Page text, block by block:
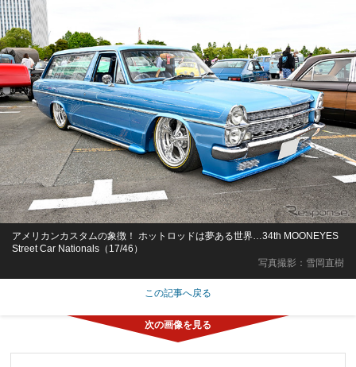
写真撮影：雪岡直樹
アメリカンカスタムの象徴！ ホットロッドは夢ある世界…34th MOONEYES
Street Car Nationals（17/46）
この記事へ戻る